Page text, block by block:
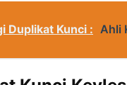
Duplikat Kunci : Ahli